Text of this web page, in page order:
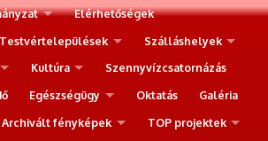
Elérhetőségek
Testvértelepülések
Szálláshelyek
Kultúra
Szennyvízcsatornázás
Egészségügy Oktatás
Galéria
Archivált fényképek
TOP projektek